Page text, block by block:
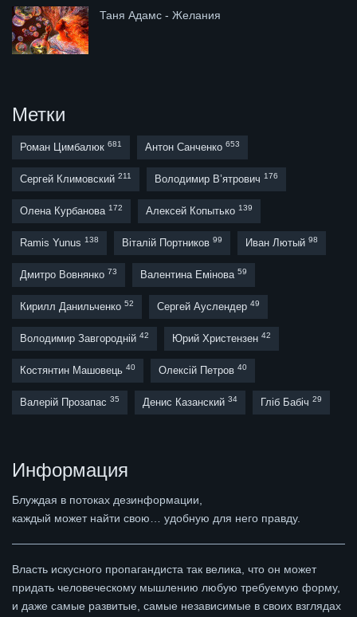
Таня Адамс - Желания
Метки
Роман Цимбалюк 681 Антон Санченко 653
Сергей Климовский 211 Володимир В’ятрович 176
Олена Курбанова 172 Алексей Копытько 139
Ramis Yunus 138 Віталій Портников 99 Иван Лютый 98
Дмитро Вовнянко 73 Валентина Емінова 59
Кирилл Данильченко 52 Сергей Ауслендер 49
Володимир Завгородній 42 Юрий Христензен 42
Костянтин Машовець 40 Олексій Петров 40
Валерій Прозапас 35 Денис Казанский 34 Гліб Бабіч 29
Информация
Блуждая в потоках дезинформации,
каждый может найти свою… удобную для него правду.
Власть искусного пропагандиста так велика, что он может
придать человеческому мышлению любую требуемую форму,
и даже самые развитые, самые независимые в своих взглядах